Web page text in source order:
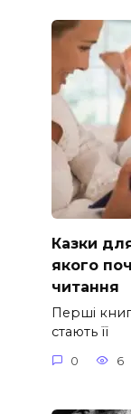
Казки
якого
читання
Перші
стають її
0 6